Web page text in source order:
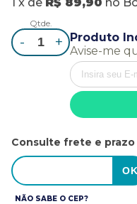
Qtde.
- +
Produto
Avise-me
Consulte frete e
NÃO SABE O CEP?